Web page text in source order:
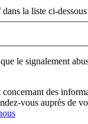
la liste ci-dessous
le signalement
des
vous auprès de